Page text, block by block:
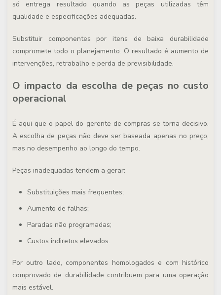
só entrega resultado quando as peças utilizadas têm
qualidade e especificações adequadas.
Substituir componentes por itens de baixa durabilidade
compromete todo o planejamento. O resultado é aumento de
intervenções, retrabalho e perda de previsibilidade.
O impacto da escolha de peças no custo
operacional
É aqui que o papel do gerente de compras se torna decisivo.
A escolha de peças não deve ser baseada apenas no preço,
mas no desempenho ao longo do tempo.
Peças inadequadas tendem a gerar:
Substituições mais frequentes;
Aumento de falhas;
Paradas não programadas;
Custos indiretos elevados.
Por outro lado, componentes homologados e com histórico
comprovado de durabilidade contribuem para uma operação
mais estável.